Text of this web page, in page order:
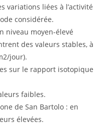
variations liées à l’activité
considérée.
niveau moyen-élevé
des valeurs stables, à
jour).
sur le rapport isotopique
faibles.
de San Bartolo : en
élevées.